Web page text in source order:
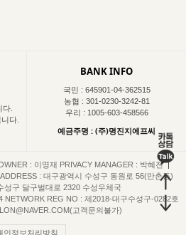
.
다.
BANK INFO
국민 : 645901-04-362515
농협 : 301-0230-3242-81
우리 : 1005-603-458566
예금주명 : (주)명진지에프씨
: 이명재 PRIVACY MANAGER : 박혜진 |
ADDRESS : 대구광역시 수성구 동원로 56(만촌동)
성구 달구벌대로 2320 수성우체국
NETWORK REG NO : 제2018-대구수성구-0282호
고객문의불가)
인정보처리방침